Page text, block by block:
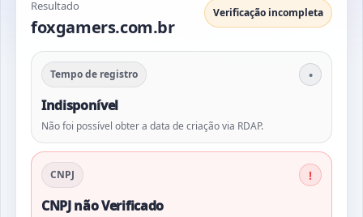
Resultado
foxgamers.com.br
Verificação incompleta
Tempo de registro
Indisponível
Não foi possível obter a data de criação via RDAP.
CNPJ
CNPJ não Verificado